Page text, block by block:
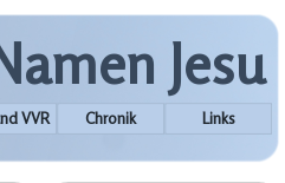
Jesu
VVR Chronik Links